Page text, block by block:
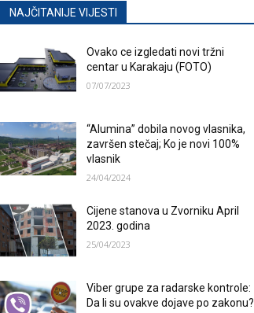
NAJČITANIJE VIJESTI
Ovako ce izgledati novi tržni
centar u Karakaju (FOTO)
07/07/2023
“Alumina” dobila novog vlasnika,
završen stečaj; Ko je novi 100%
vlasnik
24/04/2024
Cijene stanova u Zvorniku April
2023. godina
25/04/2023
Viber grupe za radarske kontrole:
Da li su ovakve dojave po zakonu?